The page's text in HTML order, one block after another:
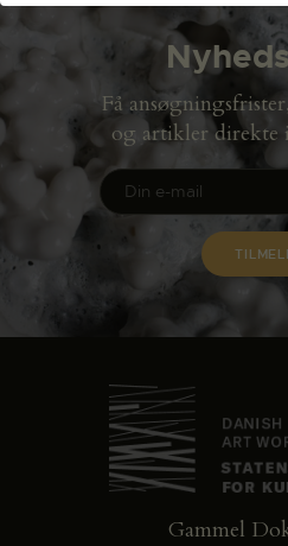
Få
og artikler direkte
Gammel